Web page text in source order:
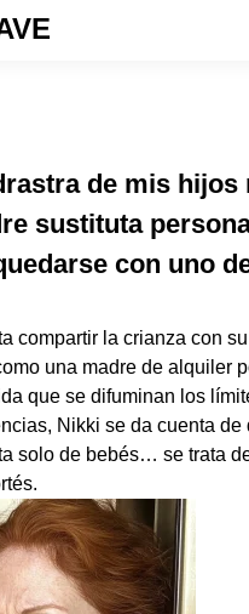
de mis hijos
sustituta
con uno
compartir la crianza con
una madre de alquiler
que se difuminan los
Nikki se da cuenta de
solo de bebés… se trata